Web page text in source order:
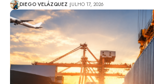
DIEGO VELÁZQUEZ JULHO 17, 2026